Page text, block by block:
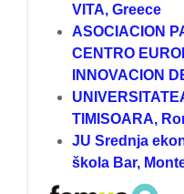
VITA, Greece
ASOCIACION
CENTRO
INNOVACION
TIMISOARA,
JU Srednja
škola Bar,